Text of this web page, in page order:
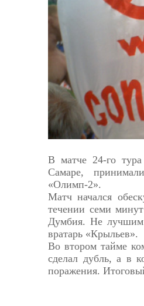
Астрахань
В матче 24-го
Самаре,
«Олимп-2».
Матч начался
течении семи
Думбия. Не лучшим
вратарь «Крыльев».
Во втором тайме
сделал дубль, а в
поражения.